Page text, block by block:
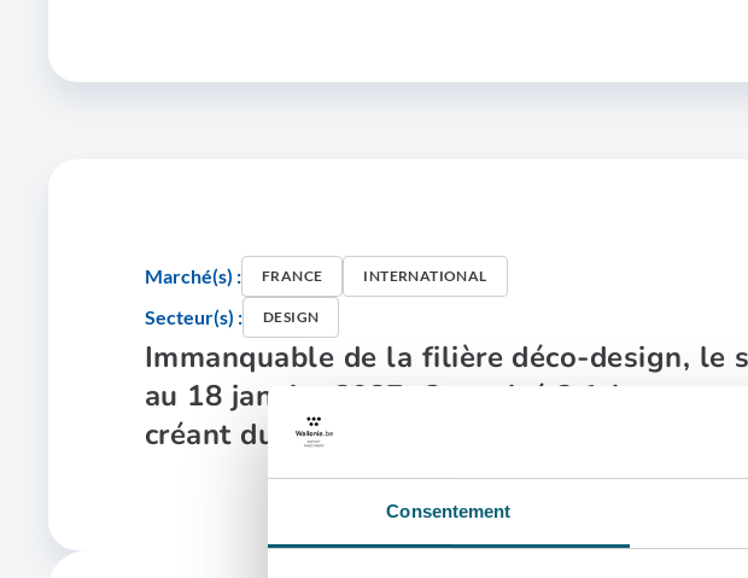
Consentement
Marché(s) : FRANCE INTERNATIONAL
Secteur(s) : DESIGN
Immanquable de la filière déco-design, le
au 18 janvier 2027. Organisé 2 fois par
créant du lien autant que du business